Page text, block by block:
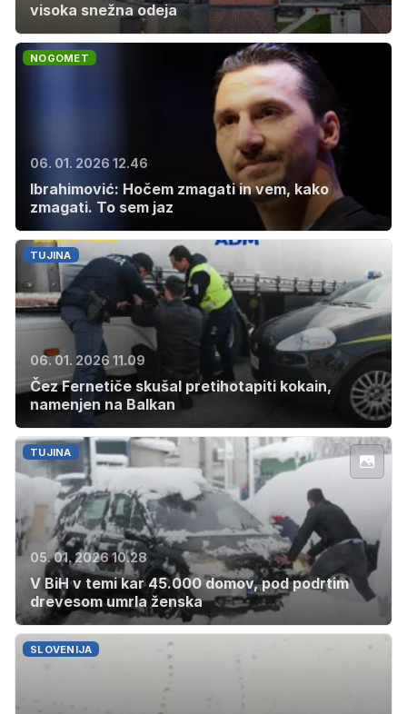
visoka snežna odeja
NOGOMET
06. 01. 2026 12.46
Ibrahimović: Hočem zmagati in vem, kako
zmagati. To sem jaz
TUJINA
06. 01. 2026 11.09
Čez Fernetiče skušal pretihotapiti kokain,
namenjen na Balkan
TUJINA
05. 01. 2026 10.28
V BiH v temi kar 45.000 domov, pod podrtim
drevesom umrla ženska
SLOVENIJA